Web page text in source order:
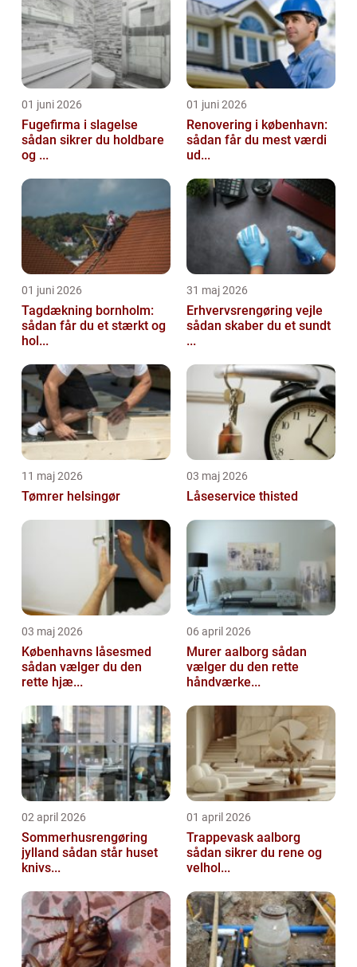
01 juni 2026
Fugefirma i slagelse
sådan sikrer du holdbare
og ...
01 juni 2026
Renovering i københavn:
sådan får du mest værdi
ud...
01 juni 2026
Tagdækning bornholm:
sådan får du et stærkt og
hol...
31 maj 2026
Erhvervsrengøring vejle
sådan skaber du et sundt
...
11 maj 2026
Tømrer helsingør
03 maj 2026
Låseservice thisted
03 maj 2026
Københavns låsesmed
sådan vælger du den
rette hjæ...
06 april 2026
Murer aalborg sådan
vælger du den rette
håndværke...
02 april 2026
Sommerhusrengøring
jylland sådan står huset
knivs...
01 april 2026
Trappevask aalborg
sådan sikrer du rene og
velhol...